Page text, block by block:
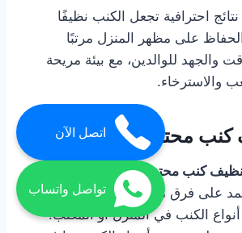
احترافية تجعل الكنب نظيفًا
على مظهر المنزل مرتبًا
والجهد للوالدين، مع بيئة مريحة
والاسترخاء.
محترف الورقاء
كنب محترف الورقاء
على فرق مدربة ومجهزة بالكامل
الكنب في المنزل أو المكتب.
اتصل الآن
تواصل واتساب